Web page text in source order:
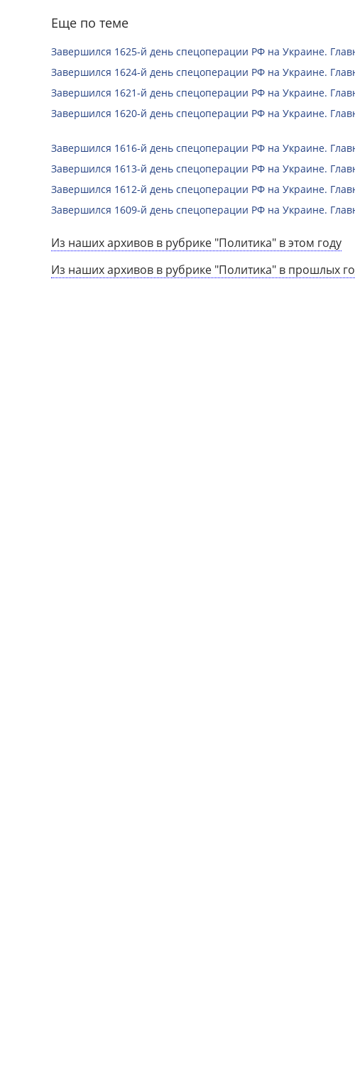
Еще по теме
Завершился 1625-й день спецоперации РФ на Украине.
Завершился 1624-й день спецоперации РФ на Украине.
Завершился 1621-й день спецоперации РФ на Украине.
Завершился 1620-й день спецоперации РФ на Украине.
Завершился 1616-й день спецоперации РФ на Украине.
Завершился 1613-й день спецоперации РФ на Украине.
Завершился 1612-й день спецоперации РФ на Украине.
Завершился 1609-й день спецоперации РФ на Украине.
Из наших архивов в рубрике "Политика" в этом году
Из наших архивов в рубрике "Политика" в прошлых